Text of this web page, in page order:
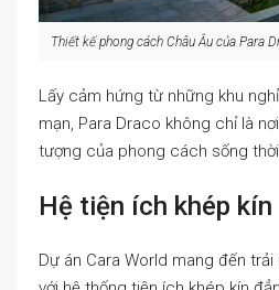
Thiết kế phong cách Châu Âu của Para
Lấy cảm hứng từ những khu
mạn, Para Draco không chỉ là
tượng của phong cách sống
Hệ tiện ích khép kín
Dự án Cara World mang đến